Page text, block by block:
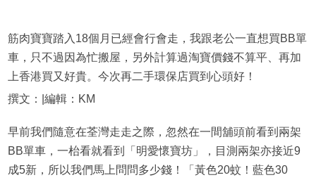
筋肉寶寶踏入18個月已經會行會走，我跟老公一直想買BB單
車，只不過因為忙搬屋，另外計算過淘寶價錢不算平、再加
上香港買又好貴。今次再二手環保店買到心頭好！
撰文：|編輯：KM
早前我們隨意在荃灣走走之際，忽然在一間舖頭前看到兩架
BB單車，一枱看就看到「明愛懷寶坊」，目測兩架亦接近9
成5新，所以我們馬上問問多少錢！「黃色20蚊！藍色30